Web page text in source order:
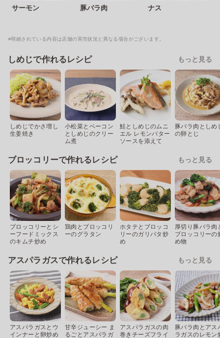
サーモン 豚バラ肉 ナス
※明細されている内容は店舗の実売状況と異なる場合がございます。
しめじで作れるレシピ もっと見る
しめじでかさ増し
生姜焼き
小松菜とベーコン
としめじのクリー
ム煮
鮭としめじのムニ
エル レモンバター
ソースを添えて
豚バラ肉としめ
の卵とじ
ブロッコリーで作れるレシピ もっと見る
ブロッコリーとシ
ーフードミックス
のキムチ炒め
鶏肉とブロッコリ
ーのグラタン
ホタテとブロッコ
リーのガリバタ炒
め
厚切り豚バラ肉
ブロッコリーの
め物
アスパラガスで作れるレシピ もっと見る
アスパラガスとウ
インナーと卵炒め
甘辛ジューシー ま
るごとアスパラガ
アスパラガスの肉
巻きチーズフライ
豚バラ肉とアス
ラガスのレモン